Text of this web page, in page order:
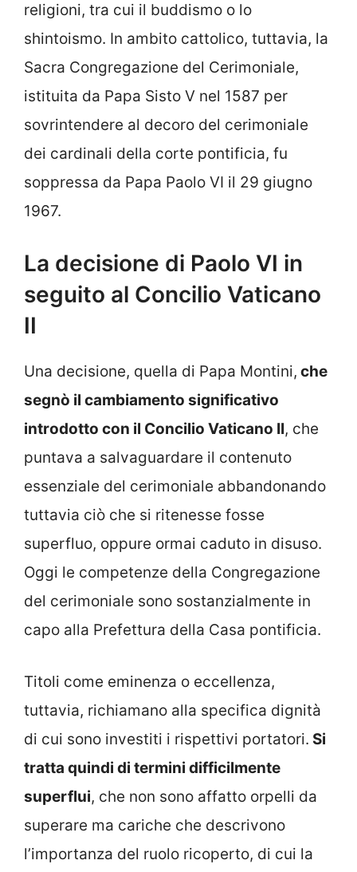
religioni, tra cui il buddismo o lo
shintoismo. In ambito cattolico, tuttavia, la
Sacra Congregazione del Cerimoniale,
istituita da Papa Sisto V nel 1587 per
sovrintendere al decoro del cerimoniale
dei cardinali della corte pontificia, fu
soppressa da Papa Paolo VI il 29 giugno
1967.
La decisione di Paolo VI in
seguito al Concilio Vaticano
II
Una decisione, quella di Papa Montini, che
segnò il cambiamento significativo
introdotto con il Concilio Vaticano II, che
puntava a salvaguardare il contenuto
essenziale del cerimoniale abbandonando
tuttavia ciò che si ritenesse fosse
superfluo, oppure ormai caduto in disuso.
Oggi le competenze della Congregazione
del cerimoniale sono sostanzialmente in
capo alla Prefettura della Casa pontificia.
Titoli come eminenza o eccellenza,
tuttavia, richiamano alla specifica dignità
di cui sono investiti i rispettivi portatori. Si
tratta quindi di termini difficilmente
superflui, che non sono affatto orpelli da
superare ma cariche che descrivono
l’importanza del ruolo ricoperto, di cui la